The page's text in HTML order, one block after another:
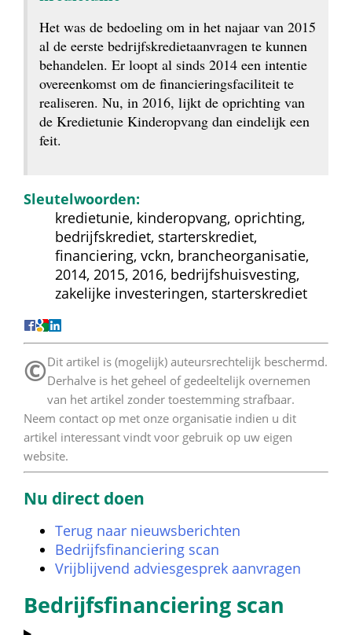
Het was de bedoeling om in het najaar van 2015
al de eerste bedrijfskredietaanvragen te kunnen
behandelen. Er loopt al sinds 2014 een intentie
overeenkomst om de financieringsfaciliteit te
realiseren. Nu, in 2016, lijkt de oprichting van
de Kredietunie Kinderopvang dan eindelijk een
feit.
Sleutelwoorden:
kredietunie, kinderopvang, oprichting,
bedrijfskrediet, starterskrediet,
financiering, vckn, brancheorganisatie,
2014, 2015, 2016, bedrijfshuisvesting,
zakelijke investeringen, starterskrediet
© Dit artikel is (mogelijk) auteursrechtelijk beschermd.
Derhalve is het geheel of gedeeltelijk overnemen
van het artikel zonder toestemming strafbaar.
Neem contact op met onze organisatie indien u dit
artikel interessant vindt voor gebruik op uw eigen
website.
Nu direct doen
Terug naar nieuwsberichten
Bedrijfsfinanciering scan
Vrijblijvend adviesgesprek aanvragen
Bedrijfsfinanciering scan